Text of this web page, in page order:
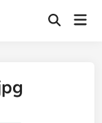
Open